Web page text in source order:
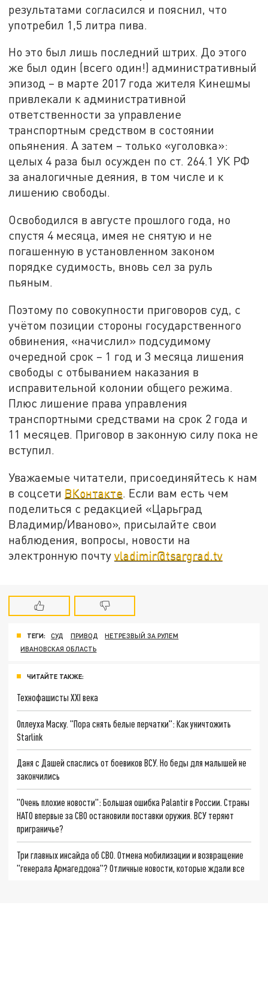
результатами согласился и пояснил, что
употребил 1,5 литра пива.
Но это был лишь последний штрих. До этого
же был один (всего один!) административный
эпизод – в марте 2017 года жителя Кинешмы
привлекали к административной
ответственности за управление
транспортным средством в состоянии
опьянения. А затем – только «уголовка»:
целых 4 раза был осужден по ст. 264.1 УК РФ
за аналогичные деяния, в том числе и к
лишению свободы.
Освободился в августе прошлого года, но
спустя 4 месяца, имея не снятую и не
погашенную в установленном законом
порядке судимость, вновь сел за руль
пьяным.
Поэтому по совокупности приговоров суд, с
учётом позиции стороны государственного
обвинения, «начислил» подсудимому
очередной срок – 1 год и 3 месяца лишения
свободы с отбыванием наказания в
исправительной колонии общего режима.
Плюс лишение права управления
транспортными средствами на срок 2 года и
11 месяцев. Приговор в законную силу пока не
вступил.
Уважаемые читатели, присоединяйтесь к нам
в соцсети ВКонтакте . Если вам есть чем
поделиться с редакцией «Царьград
Владимир/Иваново», присылайте свои
наблюдения, вопросы, новости на
электронную почтуvladimir@tsargrad.tv
ТЕГИ: СУД ПРИВОД
НЕТРЕЗВЫЙ ЗА РУЛЕМ
ИВАНОВСКАЯ ОБЛАСТЬ
ЧИТАЙТЕ ТАКЖЕ:
Технофашисты XXI века
Оплеуха Маску. "Пора снять белые перчатки": Как уничтожить
Starlink
Даня с Дашей спаслись от боевиков ВСУ. Но беды для малышей не
закончились
"Очень плохие новости": Большая ошибка Palantir в России. Страны
НАТО впервые за СВО остановили поставки оружия. ВСУ теряют
приграничье?
Три главных инсайда об СВО. Отмена мобилизации и возвращение
"генерала Армагеддона"? Отличные новости, которые ждали все